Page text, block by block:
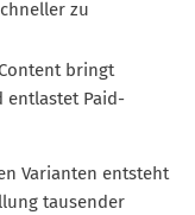
zu
bringt
entlastet Paid-
Varianten entsteht
tausender